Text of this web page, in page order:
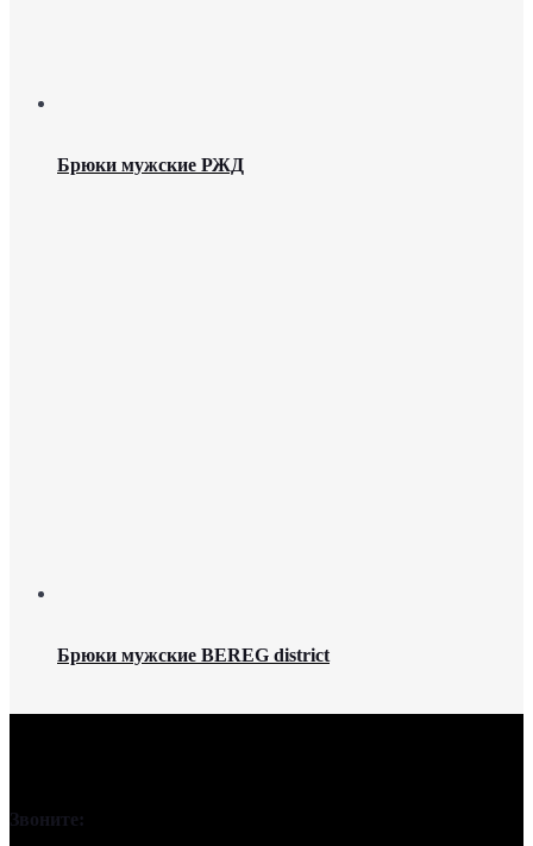
Брюки мужские РЖД
Брюки мужские BEREG district
Звоните: